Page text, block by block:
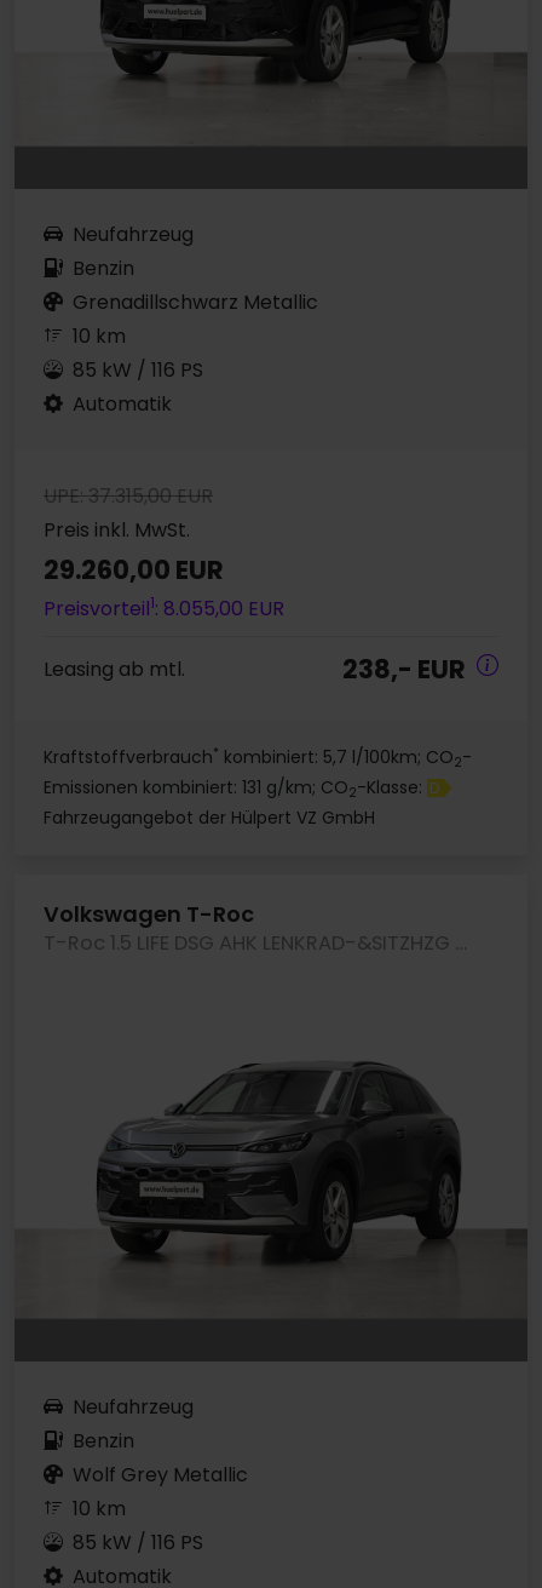
Neufahrzeug
Benzin
Grenadillschwarz Metallic
10 km
85 kW / 116 PS
Automatik
UPE: 37.315,00 EUR
Preis inkl. MwSt.
29.260,00 EUR
Preisvorteil1: 8.055,00 EUR
Leasing ab mtl. 238,- EUR
Kraftstoffverbrauch* kombiniert: 5,7 l/100km; CO2-
Emissionen kombiniert: 131 g/km; CO2-Klasse: D
Fahrzeugangebot der Hülpert VZ GmbH
Volkswagen T-Roc
T-Roc 1.5 LIFE DSG AHK LENKRAD-&SITZHZG CAM LM18
Neufahrzeug
Benzin
Wolf Grey Metallic
10 km
85 kW / 116 PS
Automatik